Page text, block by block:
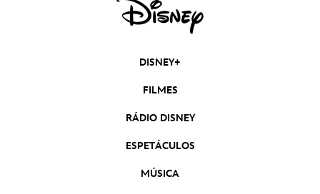
DISNEY+
FILMES
RÁDIO DISNEY
ESPETÁCULOS
MÚSICA